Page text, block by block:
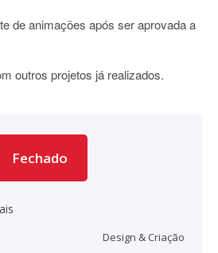
de animações após ser aprovada a
outros projetos já realizados.
Fechado
Design & Criação